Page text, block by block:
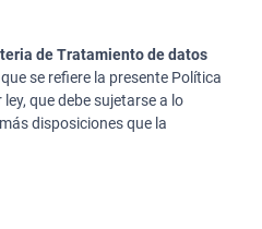
de Tratamiento de datos
se refiere la presente Política
que debe sujetarse a lo
disposiciones que la